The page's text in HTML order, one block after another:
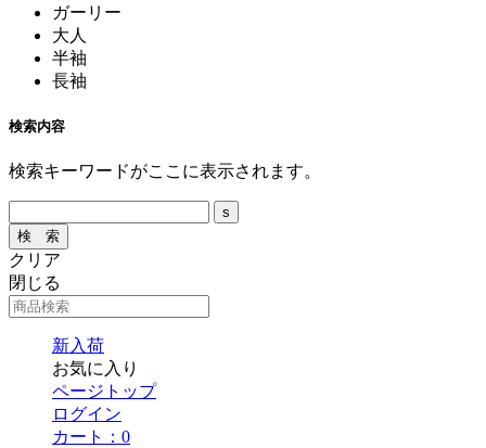
ガーリー
大人
半袖
長袖
検索内容
検索キーワードがここに表示されます。
クリア
閉じる
新入荷
お気に入り
ページトップ
ログイン
カート： 0